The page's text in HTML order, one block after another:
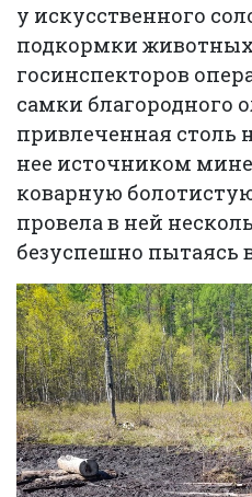
у искусственного
подкормки
госинспекторов
самки благородного
привлеченная
нее источником
коварную
провела в ней
безуспешно пытаясь